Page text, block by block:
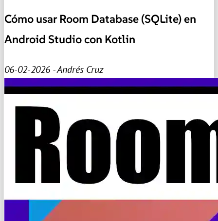
Cómo usar Room Database (SQLite) en
Android Studio con Kotlin
06-02-2026 - Andrés Cruz